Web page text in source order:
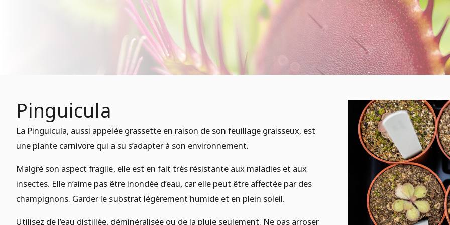
Pinguicula
La Pinguicula, aussi appelée grassette en raison de son feuillage graisseux, est
une plante carnivore qui a su s’adapter à son environnement.
Malgré son aspect fragile, elle est en fait très résistante aux maladies et aux
insectes. Elle n’aime pas être inondée d’eau, car elle peut être affectée par des
champignons. Garder le substrat légèrement humide et en plein soleil.
Utilisez de l’eau distillée, déminéralisée ou de la pluie seulement. Ne pas arroser